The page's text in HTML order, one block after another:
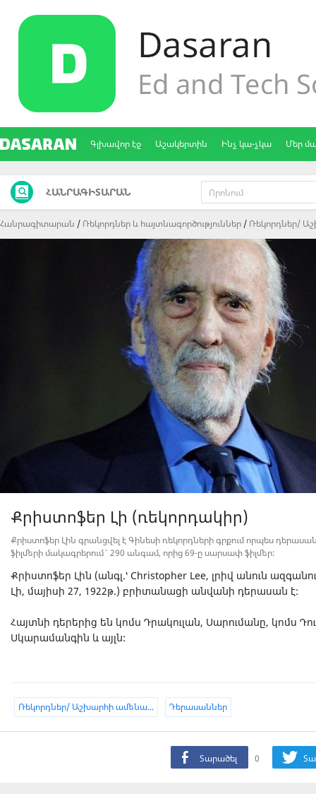
Գլխավոր էջ Աշակերտին Ինչ կա-չկա Մեր
ՀԱՆՐԱԳԻՏԱՐԱՆ
Հանրագիտարան Ռեկորդներ և հայտնագործություններ Ռեկորդներ/
Քրիստոֆեր Լի (ռեկորդակիր)
Քրիստոֆեր Լին գրանցվել է Գինեսի ռեկորդների գրքում որպես
ֆիլմերի մակագրերում` 290 անգամ, որից 69-ը սարսափ ֆիլմեր:
Քրիստոֆեր Լին (անգլ.՝ Christopher Lee, լրիվ անուն
Լի, մայիսի 27, 1922թ.) բրիտանացի անվանի դերասան է:
Հայտնի դերերից են կոմս Դրակուլան, Սարումանը, կոմս
Սկարամանգին և այլն:
Ռեկորդներ/ Աշխարհի ամենա... Դերասաններ
Տարածել 0